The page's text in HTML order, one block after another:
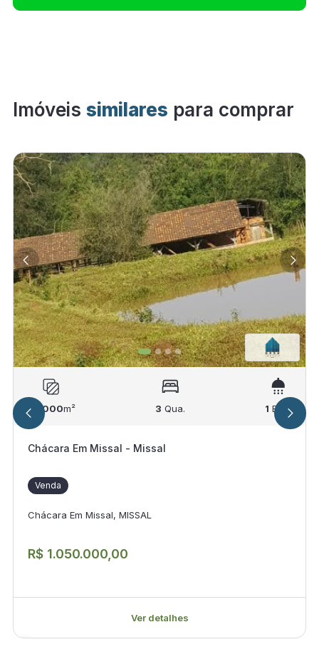
Imóveis similares para comprar
77.000m² 3 Qua. 1 Ban.
Chácara Em Missal - Missal
Venda
Chácara Em Missal, MISSAL
R$ 1.050.000,00
Ver detalhes